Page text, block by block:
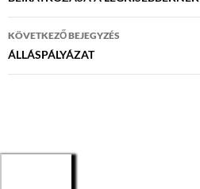
KÖVETKEZŐ BEJEGYZÉS
ÁLLÁSPÁLYÁZAT